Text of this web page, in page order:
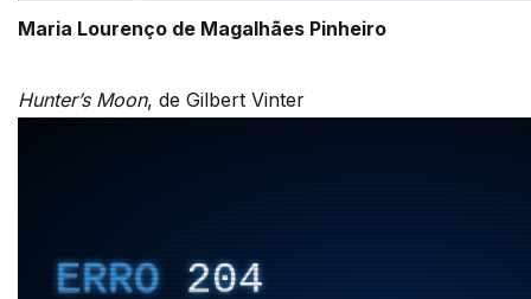
Maria Lourenço de Magalhães Pinheiro
Hunter’s Moon, de Gilbert Vinter